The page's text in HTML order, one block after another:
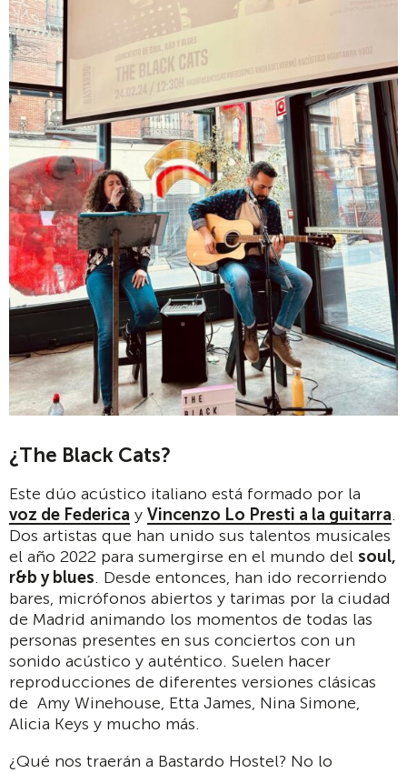
¿The Black Cats?
Este dúo acústico italiano está formado por la
voz de Federica y Vincenzo Lo Presti a la guitarra.
Dos artistas que han unido sus talentos musicales
el año 2022 para sumergirse en el mundo del soul,
r&b y blues. Desde entonces, han ido recorriendo
bares, micrófonos abiertos y tarimas por la ciudad
de Madrid animando los momentos de todas las
personas presentes en sus conciertos con un
sonido acústico y auténtico. Suelen hacer
reproducciones de diferentes versiones clásicas
de Amy Winehouse, Etta James, Nina Simone,
Alicia Keys y mucho más.
¿Qué nos traerán a Bastardo Hostel? No lo